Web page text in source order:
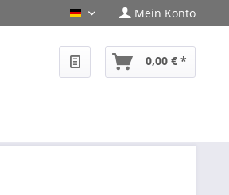
PHF-Shop Deutsch
Mein Konto
0,00 € *